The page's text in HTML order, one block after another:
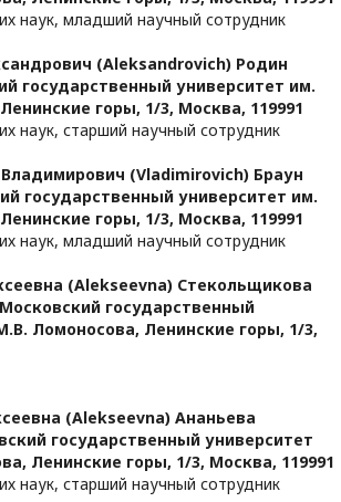
наук, младший научный сотрудник
(Aleksandrovich) Родин
государственный университет им.
горы, 1/3, Москва, 119991
наук, старший научный сотрудник
(Vladimirovich) Браун
государственный университет им.
горы, 1/3, Москва, 119991
наук, младший научный сотрудник
(Alekseevna) Стекольщикова
Московский государственный
Ломоносова, Ленинские горы, 1/3,
(Alekseevna) Ананьева
государственный университет
Ленинские горы, 1/3, Москва, 119991
наук, старший научный сотрудник